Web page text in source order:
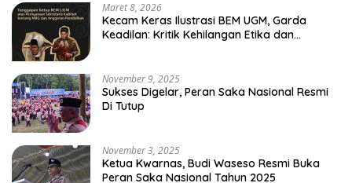
Maret 8, 2026
Kecam Keras Ilustrasi BEM UGM, Garda
Keadilan: Kritik Kehilangan Etika dan
November 9, 2025
Sukses Digelar, Peran Saka Nasional Resmi
Di Tutup
November 3, 2025
Ketua Kwarnas, Budi Waseso Resmi Buka
Peran Saka Nasional Tahun 2025